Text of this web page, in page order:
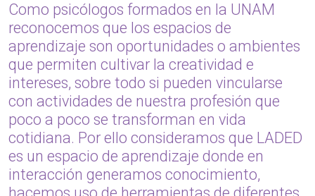
Como psicólogos formados en la UNAM
reconocemos que los espacios de
aprendizaje son oportunidades o ambientes
que permiten cultivar la creatividad e
intereses, sobre todo si pueden vincularse
con actividades de nuestra profesión que
poco a poco se transforman en vida
cotidiana. Por ello consideramos que LADED
es un espacio de aprendizaje donde en
interacción generamos conocimiento,